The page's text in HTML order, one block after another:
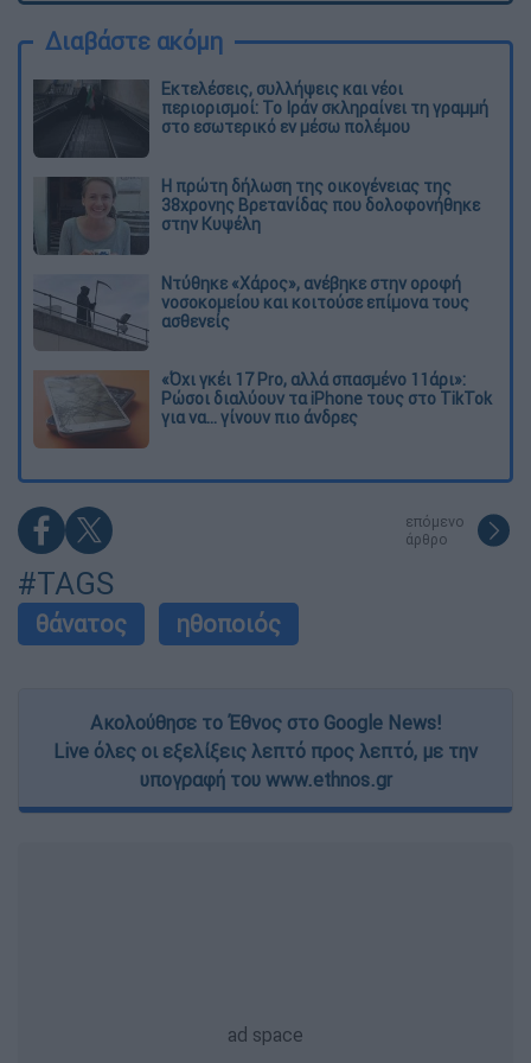
Διαβάστε ακόμη
Εκτελέσεις, συλλήψεις και νέοι
περιορισμοί: Το Ιράν σκληραίνει τη γραμμή
στο εσωτερικό εν μέσω πολέμου
Η πρώτη δήλωση της οικογένειας της
38χρονης Βρετανίδας που δολοφονήθηκε
στην Κυψέλη
Ντύθηκε «Χάρος», ανέβηκε στην οροφή
νοσοκομείου και κοιτούσε επίμονα τους
ασθενείς
«Όχι γκέι 17 Pro, αλλά σπασμένο 11άρι»:
Ρώσοι διαλύουν τα iPhone τους στο TikTok
για να... γίνουν πιο άνδρες
επόμενο
άρθρο
#TAGS
θάνατος ηθοποιός
Ακολούθησε το Έθνος στο Google News!
Live όλες οι εξελίξεις λεπτό προς λεπτό, με την
υπογραφή του www.ethnos.gr